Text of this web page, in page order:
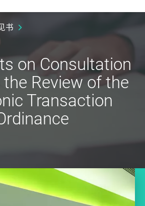
书
on Consultation
the Review of the
Transaction